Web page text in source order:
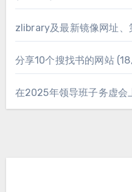
zlibrary及最新镜像网址、
分享10个搜找书的网站
在2025年领导班子务虚会